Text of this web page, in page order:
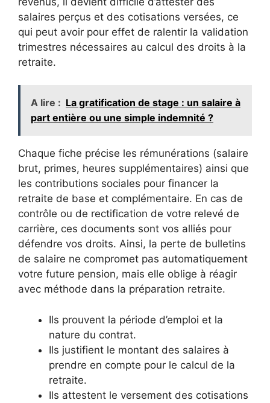
salaires perçus et des cotisations versées, ce
qui peut avoir pour effet de ralentir la validation
trimestres nécessaires au calcul des droits à la
retraite.
A lire : La gratification de stage : un salaire à
part entière ou une simple indemnité ?
Chaque fiche précise les rémunérations (salaire
brut, primes, heures supplémentaires) ainsi que
les contributions sociales pour financer la
retraite de base et complémentaire. En cas de
contrôle ou de rectification de votre relevé de
carrière, ces documents sont vos alliés pour
défendre vos droits. Ainsi, la perte de bulletins
de salaire ne compromet pas automatiquement
votre future pension, mais elle oblige à réagir
avec méthode dans la préparation retraite.
Ils prouvent la période d’emploi et la
nature du contrat.
Ils justifient le montant des salaires à
prendre en compte pour le calcul de la
retraite.
Ils attestent le versement des cotisations